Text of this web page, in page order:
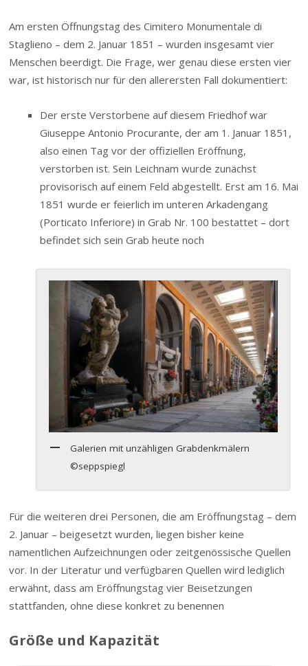
Am ersten Öffnungstag des Cimitero Monumentale di
Staglieno – dem 2. Januar 1851 – wurden insgesamt vier
Menschen beerdigt. Die Frage, wer genau diese ersten vier
war, ist historisch nur für den allerersten Fall dokumentiert:
Der erste Verstorbene auf diesem Friedhof war
Giuseppe Antonio Procurante, der am 1. Januar 1851,
also einen Tag vor der offiziellen Eröffnung,
verstorben ist. Sein Leichnam wurde zunächst
provisorisch auf einem Feld abgestellt. Erst am 16. Mai
1851 wurde er feierlich im unteren Arkadengang
(Porticato Inferiore) in Grab Nr. 100 bestattet – dort
befindet sich sein Grab heute noch
Galerien mit unzähligen Grabdenkmälern
©seppspiegl
Für die weiteren drei Personen, die am Eröffnungstag – dem
2. Januar – beigesetzt wurden, liegen bisher keine
namentlichen Aufzeichnungen oder zeitgenössische Quellen
vor. In der Literatur und verfügbaren Quellen wird lediglich
erwähnt, dass am Eröffnungstag vier Beisetzungen
stattfanden, ohne diese konkret zu benennen
Größe und Kapazität